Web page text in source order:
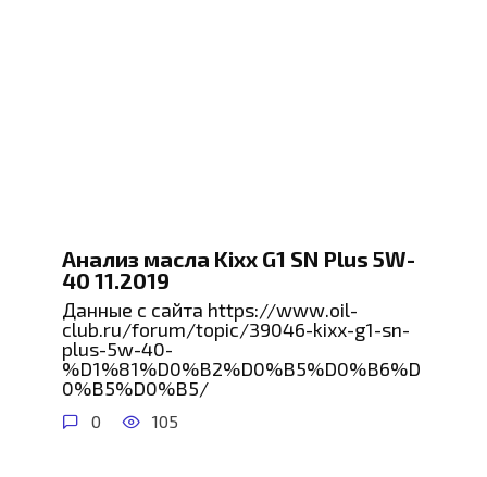
Анализ масла Kixx G1 SN Plus 5W-
40 11.2019
Данные с сайта https://www.oil-
club.ru/forum/topic/39046-kixx-g1-sn-
plus-5w-40-
%D1%81%D0%B2%D0%B5%D0%B6%D
0%B5%D0%B5/
0 105